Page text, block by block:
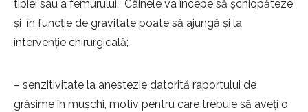
tibiei sau a femurului. Câinele va începe să șchiopăteze
și în funcție de gravitate poate să ajungă și la
intervenție chirurgicală;
– senzitivitate la anestezie datorită raportului de
grăsime în mușchi, motiv pentru care trebuie să aveți o